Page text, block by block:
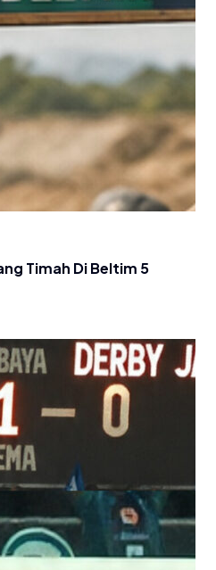
Timah Di Beltim 5